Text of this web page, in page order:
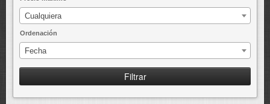
Cualquiera
Ordenación
Fecha
Filtrar